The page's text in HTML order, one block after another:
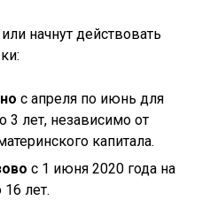
начнут действовать
с апреля по июнь для
3 лет, независимо от
капитала.
с 1 июня 2020 года на
16 лет.